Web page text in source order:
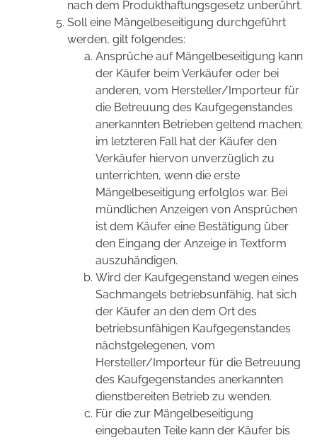
nach dem Produkthaftungsgesetz unberührt.
Soll eine Mängelbeseitigung durchgeführt
werden, gilt folgendes:
Ansprüche auf Mängelbeseitigung kann
der Käufer beim Verkäufer oder bei
anderen, vom Hersteller/Importeur für
die Betreuung des Kaufgegenstandes
anerkannten Betrieben geltend machen;
im letzteren Fall hat der Käufer den
Verkäufer hiervon unverzüglich zu
unterrichten, wenn die erste
Mängelbeseitigung erfolglos war. Bei
mündlichen Anzeigen von Ansprüchen
ist dem Käufer eine Bestätigung über
den Eingang der Anzeige in Textform
auszuhändigen.
Wird der Kaufgegenstand wegen eines
Sachmangels betriebsunfähig, hat sich
der Käufer an den dem Ort des
betriebsunfähigen Kaufgegenstandes
nächstgelegenen, vom
Hersteller/Importeur für die Betreuung
des Kaufgegenstandes anerkannten
dienstbereiten Betrieb zu wenden.
Für die zur Mängelbeseitigung
eingebauten Teile kann der Käufer bis